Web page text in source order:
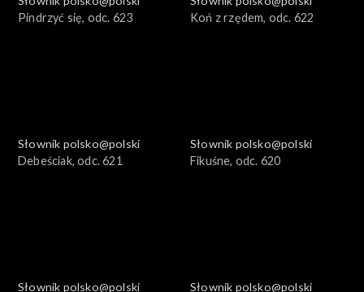
Pindrzyć się, odc. 623
Koń z rzędem, odc. 622
Słownik polsko@polski
Debeściak, odc. 621
Słownik polsko@polski
Fikuśne, odc. 620
Słownik polsko@polski
Słownik polsko@polski